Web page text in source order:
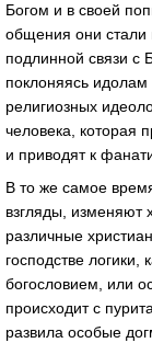
Богом и в своей
общения они стали
подлинной связи с
поклоняясь
религиозных
человека, которая
и приводят к
В то же самое
взгляды, изменяют
различные
господстве логики,
богословием, или
происходит с
развила особые